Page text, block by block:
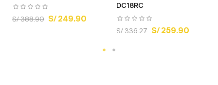
S/ 388.90 S/ 249.90
DC18RC
S/ 336.27 S/ 259.90